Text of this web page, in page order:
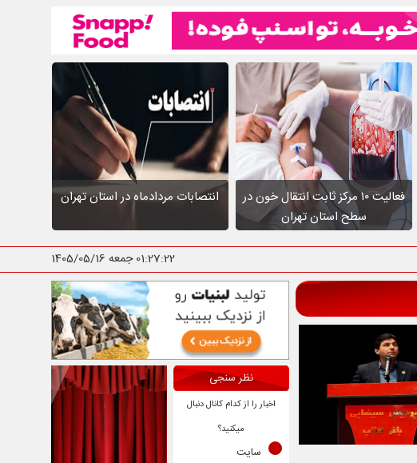
فعالیت ۱۰ مرکز ثابت انتقال خون در
سطح استان تهران
انتصابات مردادماه در استان تهران
01:27:23 جمعه 1405/05/16
نظر سنجی
اخبار را از کدام کانال دنبال
میکنید؟
سایت